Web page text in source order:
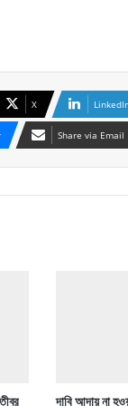
X
Share via Email
দাবি আদায় না